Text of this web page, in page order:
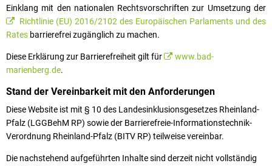
Einklang mit den nationalen Rechtsvorschriften zur Umsetzung der
Richtlinie (EU) 2016/2102 des Europäischen Parlaments und des
Rates barrierefrei zugänglich zu machen.
Diese Erklärung zur Barrierefreiheit gilt für
www.bad-
marienberg.de.
Stand der Vereinbarkeit mit den Anforderungen
Diese Website ist mit § 10 des Landesinklusionsgesetzes Rheinland-
Pfalz (LGGBehM RP) sowie der Barrierefreie-Informationstechnik-
Verordnung Rheinland-Pfalz (BITV RP) teilweise vereinbar.
Die nachstehend aufgeführten Inhalte sind derzeit nicht vollständig